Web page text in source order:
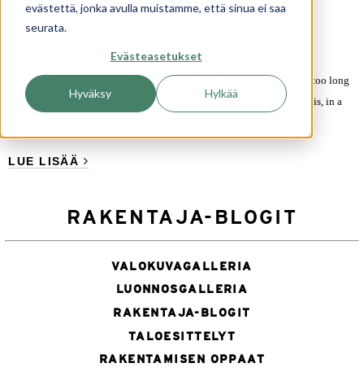
evästettä, jonka avulla muistamme, että sinua ei saa
seurata.
Evästeasetukset
Hyväksy Hylkää
AND ROOF OF THE HOUSE
TIIA AND CRAIG
So at what point in a house build do you actually build a house? Not too long
ago Tiia and myself started to wonder this very thing. The good news is, in a
LUE LISÄÄ
RAKENTAJA-BLOGIT
VALOKUVAGALLERIA
LUONNOSGALLERIA
RAKENTAJA-BLOGIT
TALOESITTELYT
RAKENTAMISEN OPPAAT